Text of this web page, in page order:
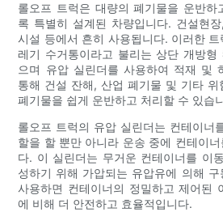
롤오프 트럭은 대량의 폐기물을 운반하
록 특별히 설계된 차량입니다. 건설현
시설 등에서 흔히 사용됩니다. 이러한
레기 수거통이라고 불리는 상단 개방형
으며 유압 실린더를 사용하여 적재 및
통해 건설 잔해, 산업 폐기물 및 기타
폐기물을 쉽게 운반하고 처리할 수 있습
롤오프 트럭의 유압 실린더는 컨테이너
할을 할 뿐만 아니라 운송 중에 컨테이
다. 이 실린더는 무거운 컨테이너를 이
성하기 위해 가압되는 유압유에 의해
사용하면 컨테이너의 정밀하고 제어된
에 비해 더 안전하고 효율적입니다.